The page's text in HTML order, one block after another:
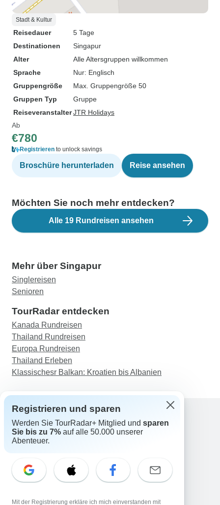
Stadt & Kultur
Reisedauer
5 Tage
Destinationen
Singapur
Alter
Alle Altersgruppen willkommen
Sprache
Nur: Englisch
Gruppengröße
Max. Gruppengröße 50
Gruppen Typ
Gruppe
ReiseveranstalterJTR Holidays
Ab
€780
Registrieren to unlock savings
Broschüre herunterladen Reise ansehen
Möchten Sie noch mehr entdecken?
Alle 19 Rundreisen ansehen
Mehr über Singapur
Singlereisen
Senioren
TourRadar entdecken
Kanada Rundreisen
Thailand Rundreisen
Europa Rundreisen
Thailand Erleben
Klassischesr Balkan: Kroatien bis Albanien
Support
Kontakt
Schweiz +41 225 183 195
E-Mail: support@tourradar.com
Registrieren und sparen
Werden Sie TourRadar+ Mitglied und sparen
Sie bis zu 7% auf alle 50.000 unserer
Abenteuer.
Mit der Registrierung erkläre ich mich einverstanden mit